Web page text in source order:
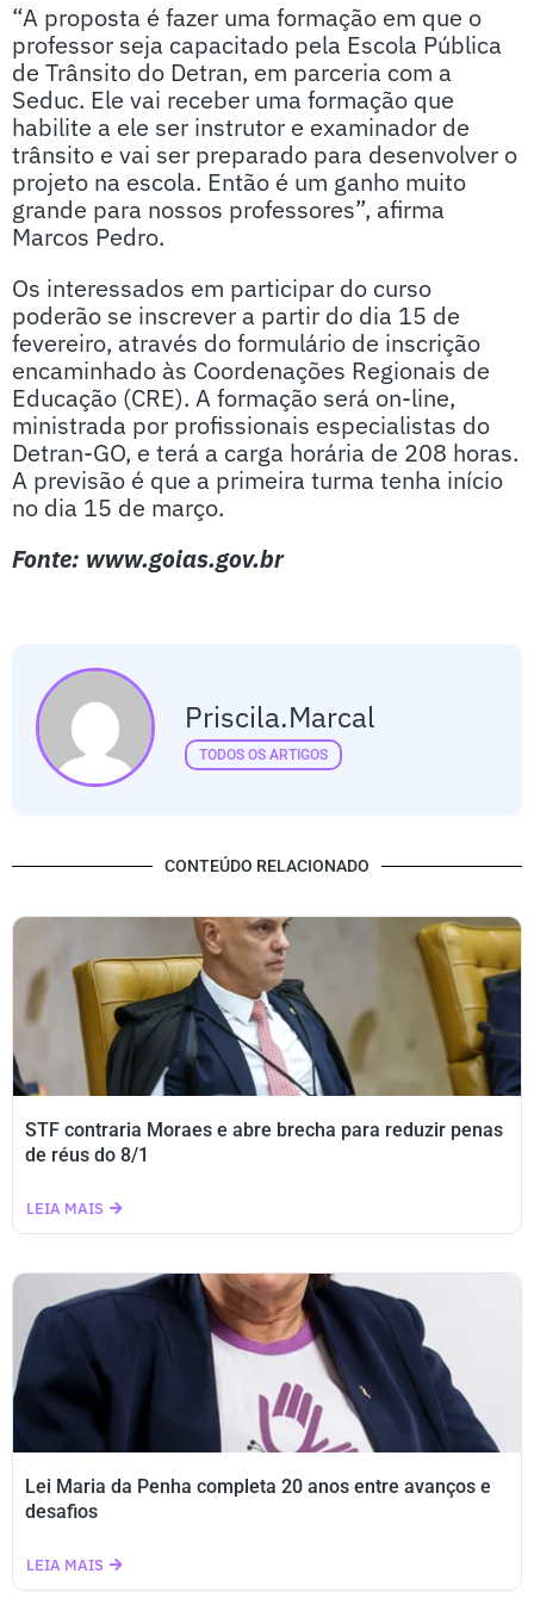
“A proposta é fazer uma formação em que o
professor seja capacitado pela Escola Pública
de Trânsito do Detran, em parceria com a
Seduc. Ele vai receber uma formação que
habilite a ele ser instrutor e examinador de
trânsito e vai ser preparado para desenvolver o
projeto na escola. Então é um ganho muito
grande para nossos professores”, afirma
Marcos Pedro.
Os interessados em participar do curso
poderão se inscrever a partir do dia 15 de
fevereiro, através do formulário de inscrição
encaminhado às Coordenações Regionais de
Educação (CRE). A formação será on-line,
ministrada por profissionais especialistas do
Detran-GO, e terá a carga horária de 208 horas.
A previsão é que a primeira turma tenha início
no dia 15 de março.
Fonte: www.goias.gov.br
Priscila.marcal
TODOS OS ARTIGOS
CONTEÚDO RELACIONADO
STF contraria Moraes e abre brecha para reduzir penas
de réus do 8/1
LEIA MAIS
Lei Maria da Penha completa 20 anos entre avanços e
desafios
LEIA MAIS